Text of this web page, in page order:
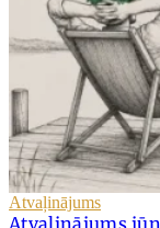
Atvaļinājums